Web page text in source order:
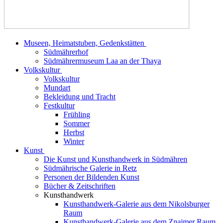
Museen, Heimatstuben, Gedenkstätten
Südmährerhof
Südmährermuseum Laa an der Thaya
Volkskultur
Volkskultur
Mundart
Bekleidung und Tracht
Festkultur
Frühling
Sommer
Herbst
Winter
Kunst
Die Kunst und Kunsthandwerk in Südmähren
Südmährische Galerie in Retz
Personen der Bildenden Kunst
Bücher & Zeitschriften
Kunsthandwerk
Kunsthandwerk-Galerie aus dem Nikolsburger
Raum